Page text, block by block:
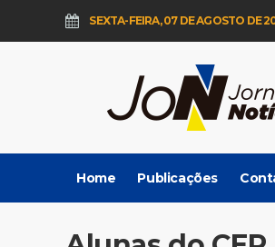
SEXTA-FEIRA, 07 DE AGOSTO DE
Home Publicações